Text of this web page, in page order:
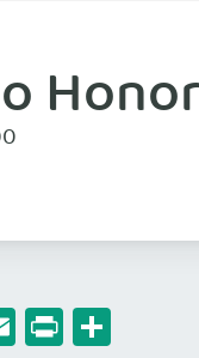
Email
Print